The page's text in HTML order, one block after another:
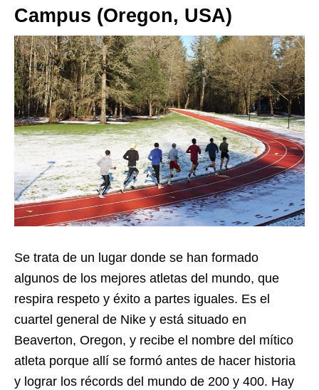
Campus (Oregon, USA)
Se trata de un lugar donde se han formado
algunos de los mejores atletas del mundo, que
respira respeto y éxito a partes iguales. Es el
cuartel general de Nike y está situado en
Beaverton, Oregon, y recibe el nombre del mítico
atleta porque allí se formó antes de hacer historia
y lograr los récords del mundo de 200 y 400. Hay